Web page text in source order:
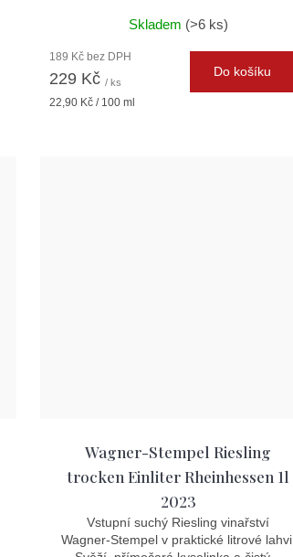
Skladem (>6 ks)
189 Kč bez DPH
229 Kč / ks
Měrná
22,90 Kč / 100 ml
Do košíku
Wagner-Stempel Riesling
trocken Einliter Rheinhessen 1l
2023
Vstupní suchý Riesling vinařství
Wagner-Stempel v praktické litrové lahvi.